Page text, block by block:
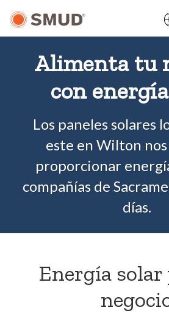
Alimenta tu
con
Los paneles solares
este en Wilton
proporcionar
compañías de
días.
Energía